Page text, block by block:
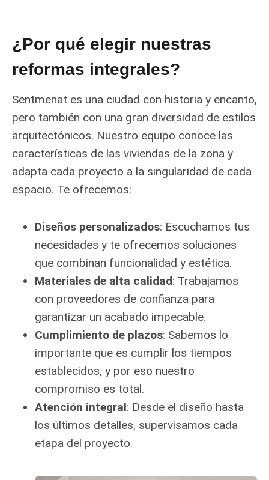
¿Por qué elegir nuestras
reformas integrales?
Sentmenat es una ciudad con historia y encanto,
pero también con una gran diversidad de estilos
arquitectónicos. Nuestro equipo conoce las
características de las viviendas de la zona y
adapta cada proyecto a la singularidad de cada
espacio. Te ofrecemos:
Diseños personalizados: Escuchamos tus
necesidades y te ofrecemos soluciones
que combinan funcionalidad y estética.
Materiales de alta calidad: Trabajamos
con proveedores de confianza para
garantizar un acabado impecable.
Cumplimiento de plazos: Sabemos lo
importante que es cumplir los tiempos
establecidos, y por eso nuestro
compromiso es total.
Atención integral: Desde el diseño hasta
los últimos detalles, supervisamos cada
etapa del proyecto.